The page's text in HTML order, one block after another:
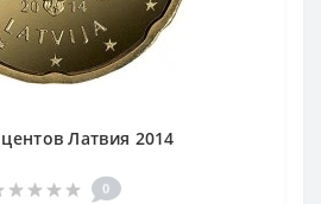
Латвия 2014
0